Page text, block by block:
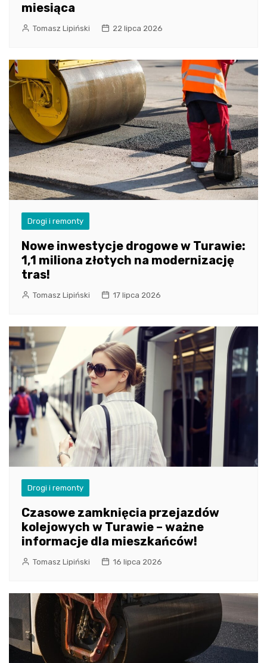
miesiąca
Tomasz Lipiński 22 lipca 2026
Drogi i remonty
Nowe inwestycje drogowe w Turawie:
1,1 miliona złotych na modernizację
tras!
Tomasz Lipiński 17 lipca 2026
Drogi i remonty
Czasowe zamknięcia przejazdów
kolejowych w Turawie – ważne
informacje dla mieszkańców!
Tomasz Lipiński 16 lipca 2026